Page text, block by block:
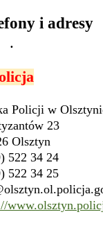
i adresy
.
Policji w
23
Olsztyn
522 34 24
522 34 25